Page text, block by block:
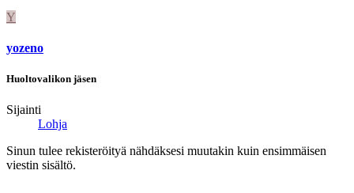
Y
yozeno
Huoltovalikon jäsen
Sijainti
Lohja
Sinun tulee rekisteröityä nähdäksesi muutakin kuin ensimmäisen
viestin sisältö.